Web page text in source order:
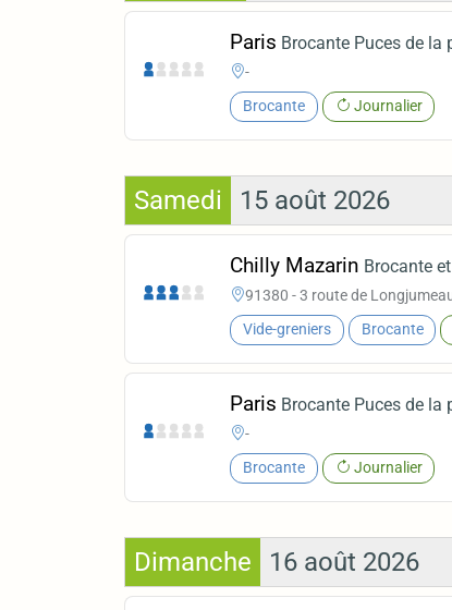
Paris Brocante Puces de la
-
Brocante Journalier
Samedi 15 août 2026
Chilly Mazarin Brocante
91380 - 3 route de
Vide-greniers Brocante
Paris Brocante Puces de la
-
Brocante Journalier
Dimanche 16 août 2026